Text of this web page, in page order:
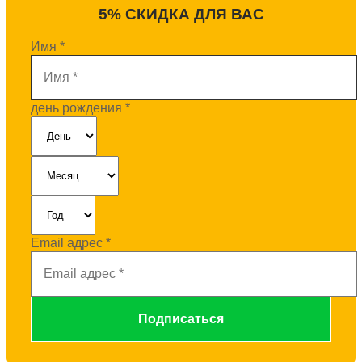
5% СКИДКА ДЛЯ ВАС
Имя *
день рождения *
Email адрес *